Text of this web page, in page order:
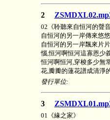
2
02《聆聽來自恒河的聲音
自恒河的另一岸傳來悠
自恒河的另一岸飄來片
惱,恒河啊恒河這寡恩少
恒河啊恒河,穿梭多少無
花,瓣瓣的蓮花譜成清淨
發行單位:
3
01《緣之家》